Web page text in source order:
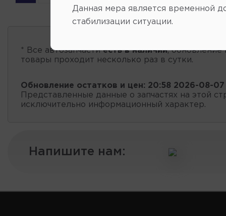
* Все автозапчастиесть в наличии, обновление
товары проходит несколько раз в сутки.
Обновление остатков и цен: 20:58 2026-08-07
Представленные данные о запчастях на этой
исключительно информационный характер.
Напишите нам:
Данная мера является временной
стабилизации ситуации.